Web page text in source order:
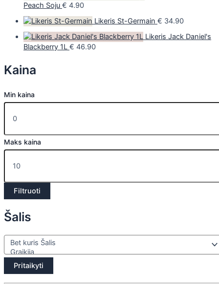
Peach Soju € 4.90
Likeris St-Germain € 34.90
Likeris Jack Daniel's
Blackberry 1L € 46.90
Kaina
Min kaina
Maks kaina
Filtruoti
Šalis
Pritaikyti